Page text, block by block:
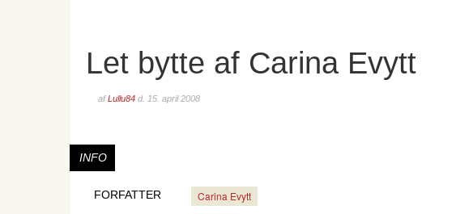
Let bytte af Carina Evytt
afLullu84 d. 15. april 2008
INFO
FORFATTER Carina Evytt